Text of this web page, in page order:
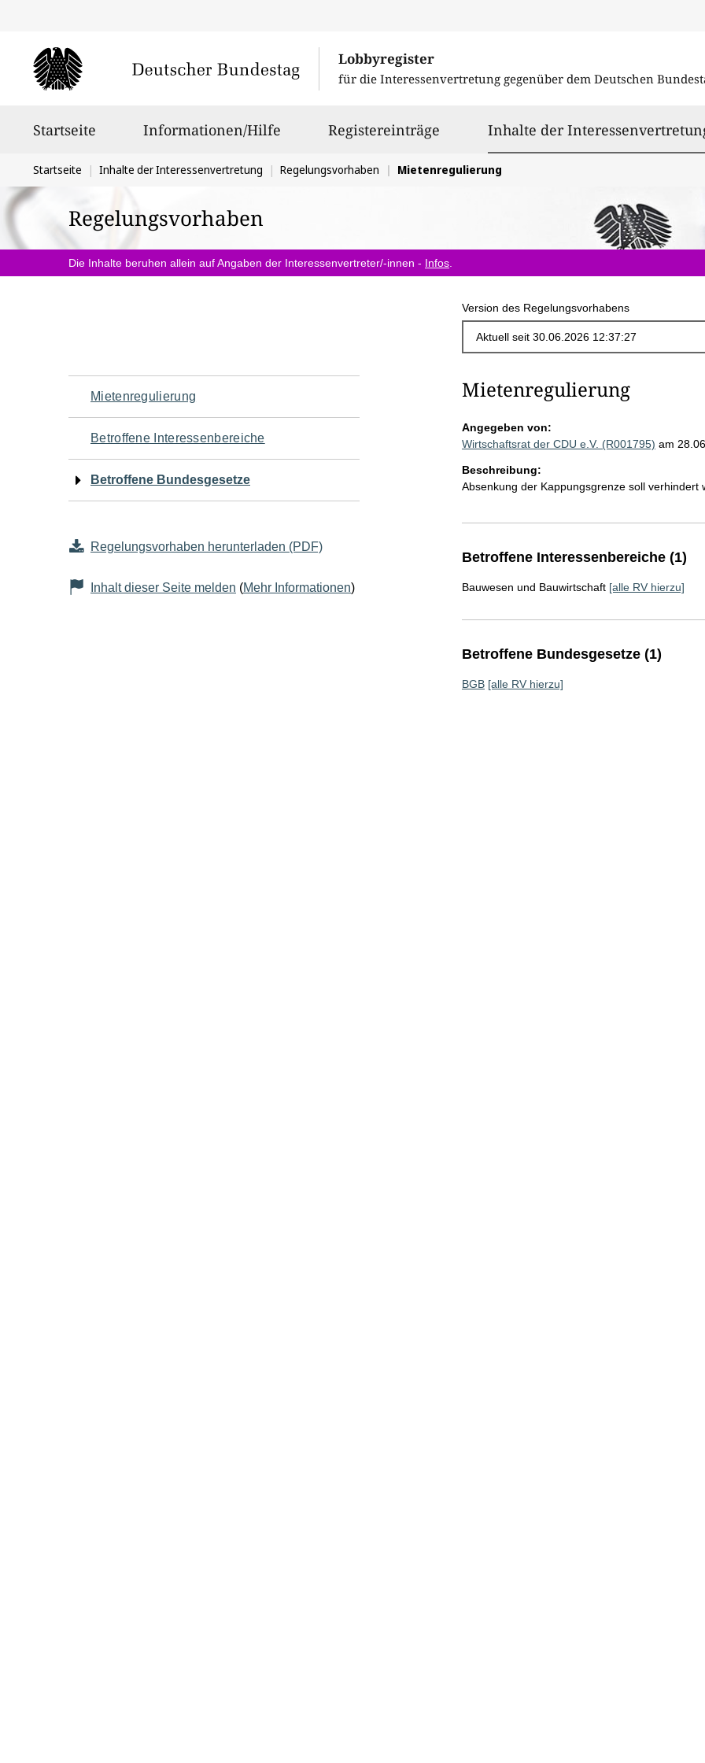
Lobbyregister
für die Interessenvertretung gegenüber dem Deutschen
Startseite Informationen/Hilfe Registereinträge Inhalte der
Sie
befinden
sich
hier:
Startseite Inhalte der Interessenvertretung Regelungsvorhaben Mietenregulierung
Regelungsvorhaben
Die Inhalte beruhen allein auf Angaben der Interessenvertreter/-innen - Infos
Version des Regelungsvorhabens
Navigation
für
den
Seiteninhalt
Mietenregulierung
Betroffene Interessenbereiche
Betroffene Bundesgesetze
Regelungsvorhaben herunterladen (PDF)
Inhalt dieser Seite melden (Mehr Informationen)
Mietenregulierung
Angegeben von:
Wirtschaftsrat der CDU e.V. (R001795) am
Beschreibung:
Absenkung der Kappungsgrenze soll verhindert
Betroffene Interessenbereiche (1)
Bauwesen und Bauwirtschaft [alle RV hierzu]
Betroffene Bundesgesetze (1)
BGB [alle RV hierzu]